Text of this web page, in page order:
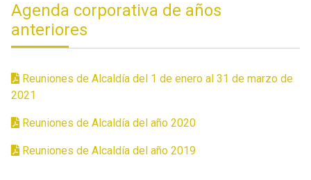
Agenda corporativa de años
anteriores
Reuniones de Alcaldía del 1 de enero al 31 de marzo de
2021
Reuniones de Alcaldía del año 2020
Reuniones de Alcaldía del año 2019